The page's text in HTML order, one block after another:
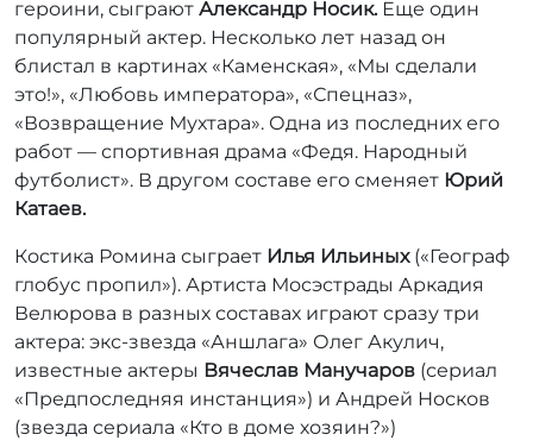
героини, сыграют Александр Носик.Еще один
популярный актер. Несколько лет назад он
блистал в картинах «Каменская», «Мы сделали
это!», «Любовь императора», «Спецназ»,
«Возвращение Мухтара». Одна из последних его
работ — спортивная драма «Федя. Народный
футболист». В другом составе его сменяет Юрий
Катаев.
Костика Ромина сыграет Илья Ильиных(«Географ
глобус пропил»). Артиста Мосэстрады Аркадия
Велюрова в разных составах играют сразу три
актера: экс-звезда «Аншлага» Олег Акулич,
известные актеры Вячеслав Манучаров (сериал
«Предпоследняя инстанция») и Андрей Носков
(звезда сериала «Кто в доме хозяин?»)